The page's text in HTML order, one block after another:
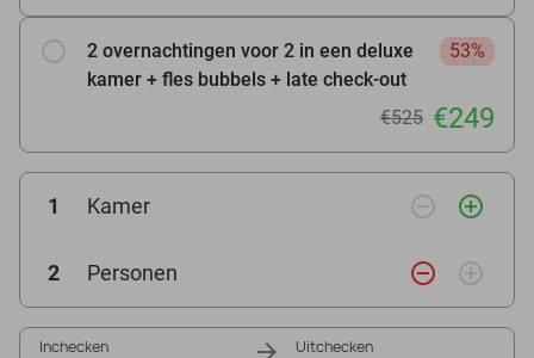
2 overnachtingen voor 2 in een deluxe
kamer + fles bubbels + late check-out
53%
€525 €249
1 Kamer remove_circle_outline add_circle_outline
2 Personen remove_circle_outline add_circle_outline
Inchecken Uitchecken